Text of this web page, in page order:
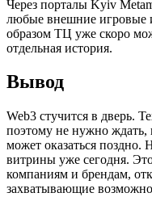
Через порталы Kyiv
любые внешние игровые
образом ТЦ уже скоро
отдельная история.
Вывод
Web3 стучится в дверь.
поэтому не нужно ждать,
может оказаться поздно.
витрины уже сегодня.
компаниям и брендам,
захватывающие